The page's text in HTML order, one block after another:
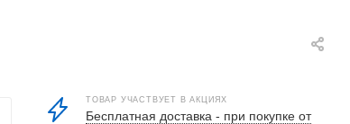
ТОВАР УЧАСТВУЕТ В АКЦИЯХ
Бесплатная доставка - при покупке от